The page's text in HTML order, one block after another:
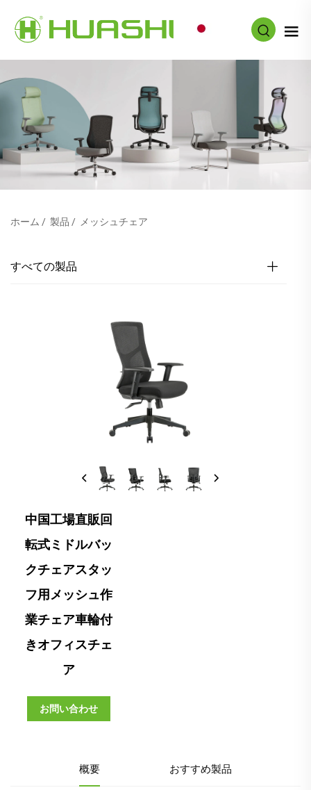
ホーム / 製品 / メッシュチェア
すべての製品
中国工場直販回
転式ミドルバッ
クチェアスタッ
フ用メッシュ作
業チェア車輪付
きオフィスチェ
ア
お問い合わせ
概要 おすすめ製品